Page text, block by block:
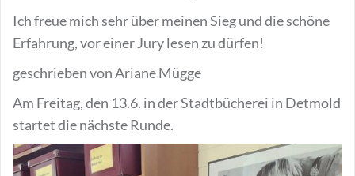
Ich freue mich sehr über meinen Sieg und die schöne
Erfahrung, vor einer Jury lesen zu dürfen!
geschrieben von Ariane Mügge
Am Freitag, den 13.6. in der Stadtbücherei in Detmold
startet die nächste Runde.